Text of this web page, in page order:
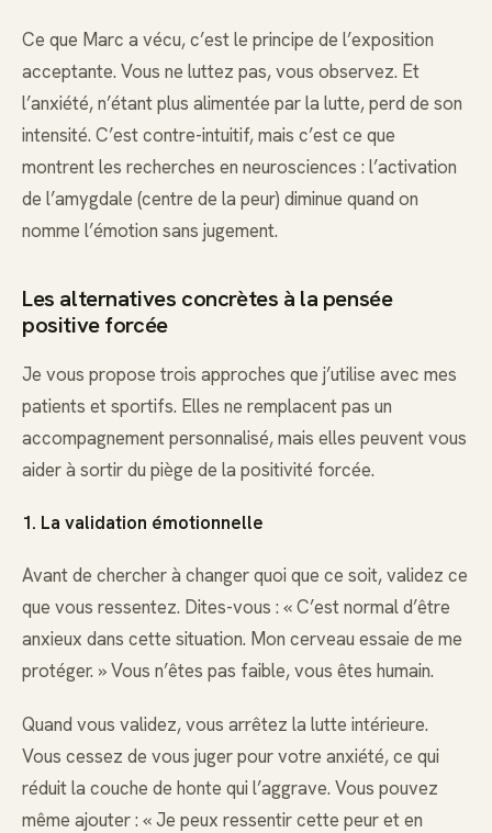
Ce que Marc a vécu, c’est le principe de l’exposition
acceptante. Vous ne luttez pas, vous observez. Et
l’anxiété, n’étant plus alimentée par la lutte, perd de son
intensité. C’est contre-intuitif, mais c’est ce que
montrent les recherches en neurosciences : l’activation
de l’amygdale (centre de la peur) diminue quand on
nomme l’émotion sans jugement.
Les alternatives concrètes à la pensée
positive forcée
Je vous propose trois approches que j’utilise avec mes
patients et sportifs. Elles ne remplacent pas un
accompagnement personnalisé, mais elles peuvent vous
aider à sortir du piège de la positivité forcée.
1. La validation émotionnelle
Avant de chercher à changer quoi que ce soit, validez ce
que vous ressentez. Dites-vous : « C’est normal d’être
anxieux dans cette situation. Mon cerveau essaie de me
protéger. » Vous n’êtes pas faible, vous êtes humain.
Quand vous validez, vous arrêtez la lutte intérieure.
Vous cessez de vous juger pour votre anxiété, ce qui
réduit la couche de honte qui l’aggrave. Vous pouvez
même ajouter : « Je peux ressentir cette peur et en